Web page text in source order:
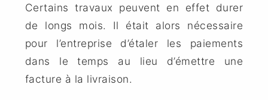
Certains travaux peuvent en effet durer
de longs mois. Il était alors nécessaire
pour l’entreprise d’étaler les paiements
dans le temps au lieu d’émettre une
facture à la livraison.